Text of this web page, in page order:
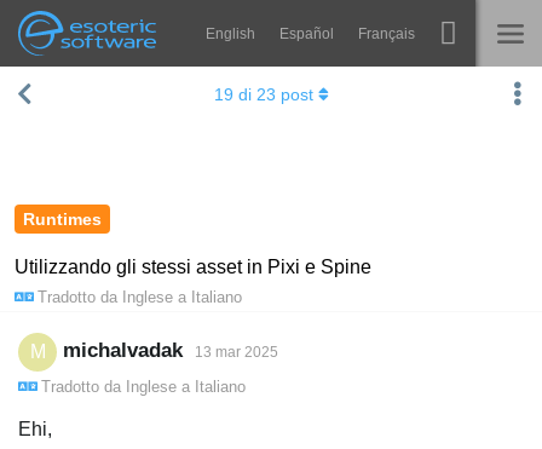
Esoteric Software
Navigation English Español Français
HOME Spine
FAQ
Prova ora
Runtimes
Utilizzando gli stessi asset in Pixi e Spine
Tradotto da Inglese a Italiano
19 di 23 post
M michalvadak 13 mar 2025
Tradotto da Inglese a Italiano
Ehi,